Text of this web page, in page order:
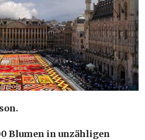
Blumen in unzähligen